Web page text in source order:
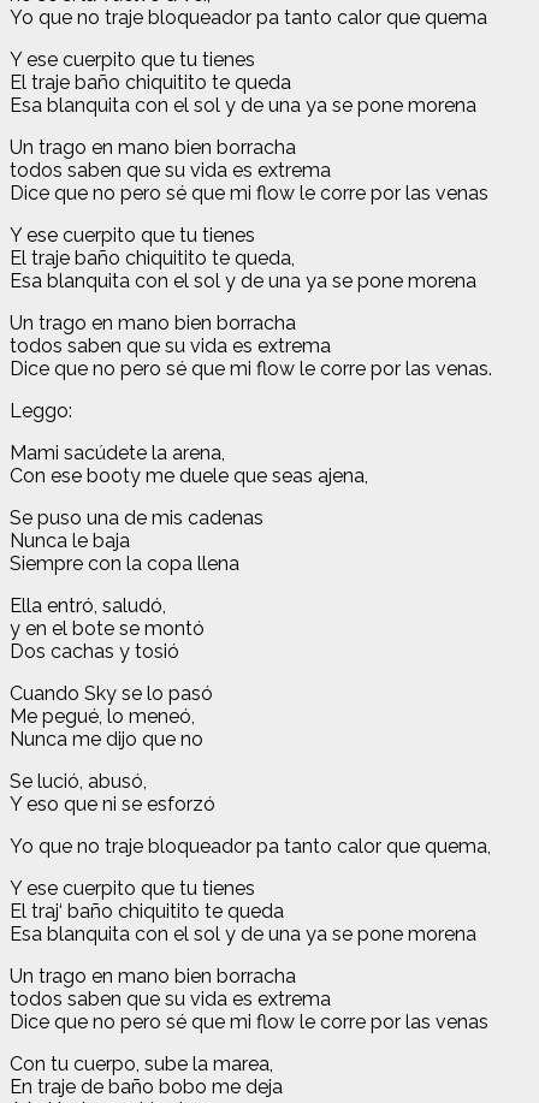
Yo que no traje bloqueador pa tanto calor que quema
Y ese cuerpito que tu tienes
El traje baño chiquitito te queda
Esa blanquita con el sol y de una ya se pone morena
Un trago en mano bien borracha
todos saben que su vida es extrema
Dice que no pero sé que mi flow le corre por las venas
Y ese cuerpito que tu tienes
El traje baño chiquitito te queda,
Esa blanquita con el sol y de una ya se pone morena
Un trago en mano bien borracha
todos saben que su vida es extrema
Dice que no pero sé que mi flow le corre por las venas.
Leggo:
Mami sacúdete la arena,
Con ese booty me duele que seas ajena,
Se puso una de mis cadenas
Nunca le baja
Siempre con la copa llena
Ella entró, saludó,
y en el bote se montó
Dos cachas y tosió
Cuando Sky se lo pasó
Me pegué, lo meneó,
Nunca me dijo que no
Se lució, abusó,
Y eso que ni se esforzó
Yo que no traje bloqueador pa tanto calor que quema,
Y ese cuerpito que tu tienes
El traj‘ baño chiquitito te queda
Esa blanquita con el sol y de una ya se pone morena
Un trago en mano bien borracha
todos saben que su vida es extrema
Dice que no pero sé que mi flow le corre por las venas
Con tu cuerpo, sube la marea,
En traje de baño bobo me deja